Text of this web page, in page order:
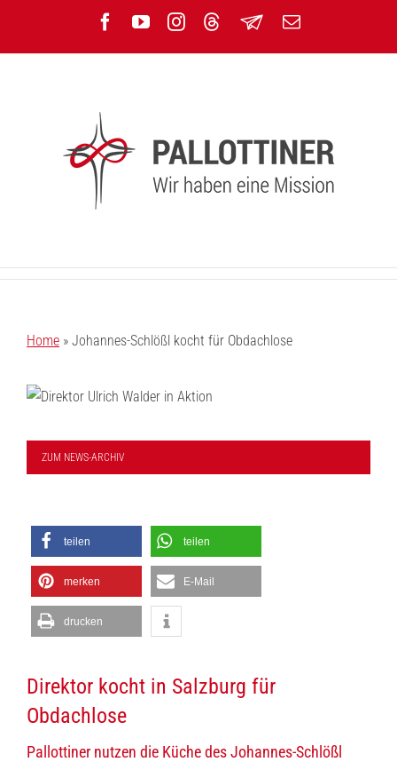
Facebook
YouTubeInstagram
Threads
Newsletter
E-
Home » Johannes-Schlößl kocht für Obdachlose
ZUM NEWS-ARCHIV
teilen teilen
merken E-Mail
drucken
Direktor kocht in Salzburg für
Obdachlose
Pallottiner nutzen die Küche des Johannes-Schlößl